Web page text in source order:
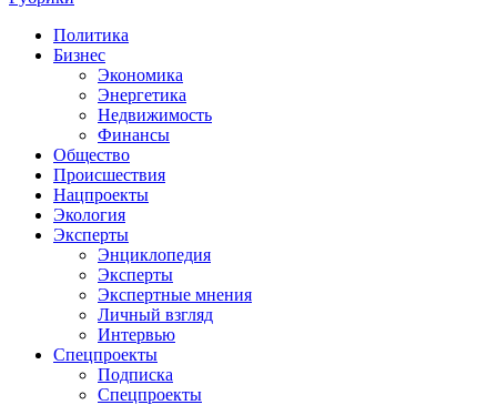
Политика
Бизнес
Экономика
Энергетика
Недвижимость
Финансы
Общество
Происшествия
Нацпроекты
Экология
Эксперты
Энциклопедия
Эксперты
Экспертные мнения
Личный взгляд
Интервью
Спецпроекты
Подписка
Спецпроекты